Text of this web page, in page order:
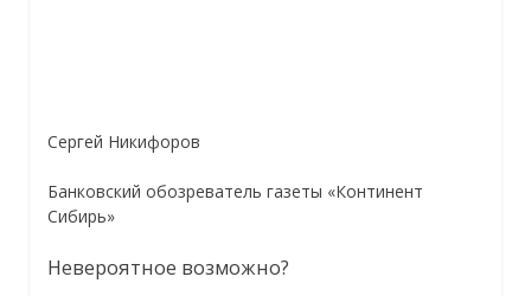
Сергей Никифоров
Банковский обозреватель газеты «Континент
Сибирь»
Невероятное возможно?